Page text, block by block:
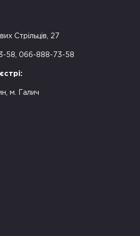
Стрільців, 27
58, 066-888-73-58
м. Галич